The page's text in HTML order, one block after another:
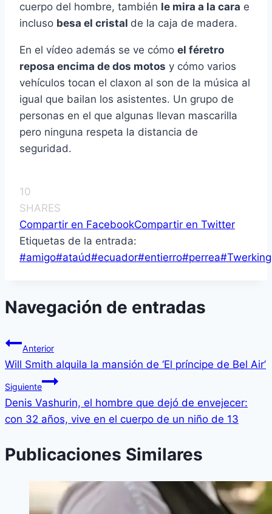
cuerpo del hombre, también le mira a la cara e
incluso besa el cristal de la caja de madera.
En el vídeo además se ve cómo el féretro
reposa encima de dos motos y cómo varios
vehículos tocan el claxon al son de la música al
igual que bailan los asistentes. Un grupo de
personas en el que algunas llevan mascarilla
pero ninguna respeta la distancia de
seguridad.
10
SHARES
Compartir en FacebookCompartir en Twitter
Etiquetas de la entrada:
#amigo#ataúd#ecuador#entierro#perrea#Twerking
Navegación de entradas
Anterior
Will Smith alquila la mansión de ‘El príncipe de Bel Air’
Siguiente
Denis Vashurin, el hombre que dejó de envejecer:
con 32 años, vive en el cuerpo de un niño de 13
Publicaciones Similares